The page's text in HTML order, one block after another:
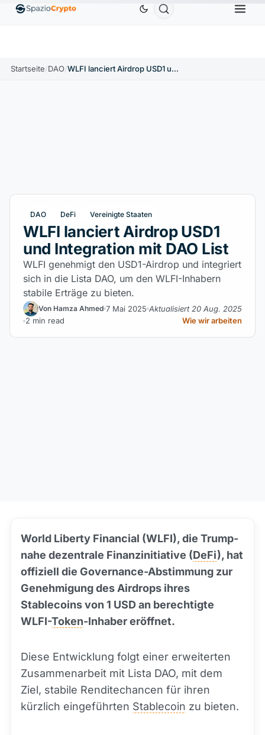
EthereumETH1.880,58 $ TetherUSDT0,9991 $ BNBBNB
Startseite/DAO/ WLFI lanciert Airdrop USD1 und Integration mit DAO List
DAO DeFi Vereinigte Staaten
WLFI lanciert Airdrop USD1
und Integration mit DAO List
WLFI genehmigt den USD1-Airdrop und integriert
sich in die Lista DAO, um den WLFI-Inhabern
stabile Erträge zu bieten.
Von Hamza Ahmed 7 Mai 2025 Aktualisiert 20 Aug. 2025
2 min read
Wie wir arbeiten
World Liberty Financial (WLFI), die Trump-
nahe dezentrale Finanzinitiative (DeFi), hat
offiziell die Governance-Abstimmung zur
Genehmigung des Airdrops ihres
Stablecoins von 1 USD an berechtigte
WLFI-Token-Inhaber eröffnet.
Diese Entwicklung folgt einer erweiterten
Zusammenarbeit mit Lista DAO, mit dem
Ziel, stabile Renditechancen für ihren
kürzlich eingeführten Stablecoin zu bieten.